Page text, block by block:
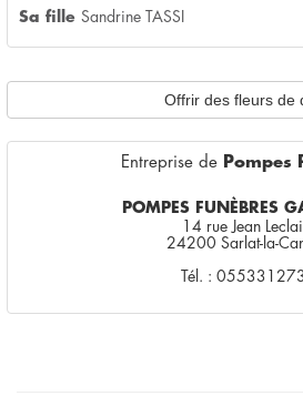
Sa fille Sandrine TASSI
Offrir des fleurs de
Entreprise de Pompes
POMPES FUNÈBRES
14 rue Jean
24200 Sarlat-la-
Tél. :